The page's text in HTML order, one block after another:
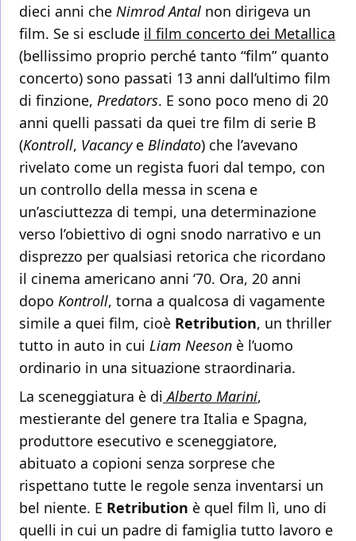
dieci anni che Nimrod Antal non dirigeva un
film. Se si esclude il film concerto dei Metallica
(bellissimo proprio perché tanto “film” quanto
concerto) sono passati 13 anni dall’ultimo film
di finzione, Predators. E sono poco meno di 20
anni quelli passati da quei tre film di serie B
(Kontroll, Vacancy e Blindato) che l’avevano
rivelato come un regista fuori dal tempo, con
un controllo della messa in scena e
un’asciuttezza di tempi, una determinazione
verso l’obiettivo di ogni snodo narrativo e un
disprezzo per qualsiasi retorica che ricordano
il cinema americano anni ‘70. Ora, 20 anni
dopo Kontroll, torna a qualcosa di vagamente
simile a quei film, cioè Retribution, un thriller
tutto in auto in cui Liam Neeson è l’uomo
ordinario in una situazione straordinaria.
La sceneggiatura è di Alberto Marini,
mestierante del genere tra Italia e Spagna,
produttore esecutivo e sceneggiatore,
abituato a copioni senza sorprese che
rispettano tutte le regole senza inventarsi un
bel niente. E Retribution è quel film lì, uno di
quelli in cui un padre di famiglia tutto lavoro e